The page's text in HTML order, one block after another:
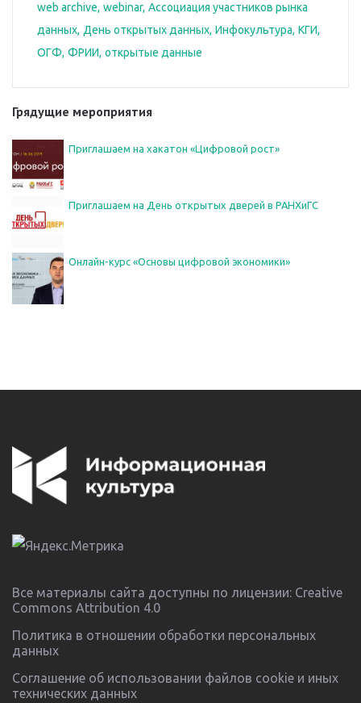
web archive webinar Ассоциация участников рынка
данных День открытых данных Инфокультура КГИ
ОГФ ФРИИ открытые данные
Грядущие мероприятия
Приглашаем на хакатон «Цифровой рост»
Приглашаем на День открытых дверей в РАНХиГС
Онлайн-курс «Основы цифровой экономики»
Все материалы сайта доступны по лицензии: Creative
Commons Attribution 4.0
Политика в отношении обработки персональных
данных
Соглашение об использовании файлов cookie и иных
технических данных